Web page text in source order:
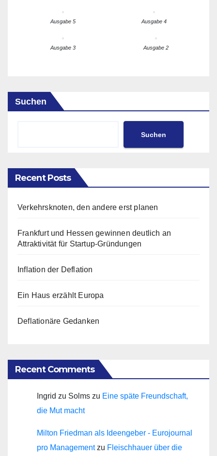
Ausgabe 5 Ausgabe 4
Ausgabe 3 Ausgabe 2
Suchen
Suchen
Recent Posts
Verkehrsknoten, den andere erst planen
Frankfurt und Hessen gewinnen deutlich an
Attraktivität für Startup-Gründungen
Inflation der Deflation
Ein Haus erzählt Europa
Deflationäre Gedanken
Recent Comments
Ingrid zu Solms zu Eine späte Freundschaft,
die Mut macht
Milton Friedman als Ideengeber - Eurojournal
pro Managementzu Fleischhauer über die